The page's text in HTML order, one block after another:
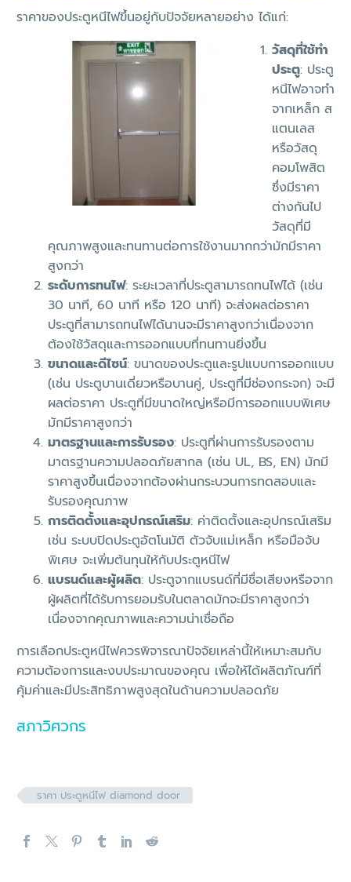
ราคาของประตูหนีไฟขึ้นอยู่กับปัจจัยหลายอย่าง ได้แก่:
วัสดุที่ใช้ทำ
ประตู: ประตู
หนีไฟอาจทำ
จากเหล็ก ส
แตนเลส
หรือวัสดุ
คอมโพสิต
ซึ่งมีราคา
ต่างกันไป
วัสดุที่มี
คุณภาพสูงและทนทานต่อการใช้งานมากกว่ามักมีราคา
สูงกว่า
ระดับการทนไฟ: ระยะเวลาที่ประตูสามารถทนไฟได้ (เช่น
30 นาที, 60 นาที หรือ 120 นาที) จะส่งผลต่อราคา
ประตูที่สามารถทนไฟได้นานจะมีราคาสูงกว่าเนื่องจาก
ต้องใช้วัสดุและการออกแบบที่ทนทานยิ่งขึ้น
ขนาดและดีไซน์: ขนาดของประตูและรูปแบบการออกแบบ
(เช่น ประตูบานเดี่ยวหรือบานคู่, ประตูที่มีช่องกระจก) จะมี
ผลต่อราคา ประตูที่มีขนาดใหญ่หรือมีการออกแบบพิเศษ
มักมีราคาสูงกว่า
มาตรฐานและการรับรอง: ประตูที่ผ่านการรับรองตาม
มาตรฐานความปลอดภัยสากล (เช่น UL, BS, EN) มักมี
ราคาสูงขึ้นเนื่องจากต้องผ่านกระบวนการทดสอบและ
รับรองคุณภาพ
การติดตั้งและอุปกรณ์เสริม: ค่าติดตั้งและอุปกรณ์เสริม
เช่น ระบบปิดประตูอัตโนมัติ ตัวจับแม่เหล็ก หรือมือจับ
พิเศษ จะเพิ่มต้นทุนให้กับประตูหนีไฟ
แบรนด์และผู้ผลิต: ประตูจากแบรนด์ที่มีชื่อเสียงหรือจาก
ผู้ผลิตที่ได้รับการยอมรับในตลาดมักจะมีราคาสูงกว่า
เนื่องจากคุณภาพและความน่าเชื่อถือ
การเลือกประตูหนีไฟควรพิจารณาปัจจัยเหล่านี้ให้เหมาะสมกับ
ความต้องการและงบประมาณของคุณ เพื่อให้ได้ผลิตภัณฑ์ที่
คุ้มค่าและมีประสิทธิภาพสูงสุดในด้านความปลอดภัย
สภาวิศวกร
ราคา ประตูหนีไฟ diamond door